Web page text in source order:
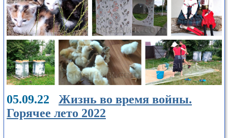
05.09.22 Жизнь во время войны.
Горячее лето 2022